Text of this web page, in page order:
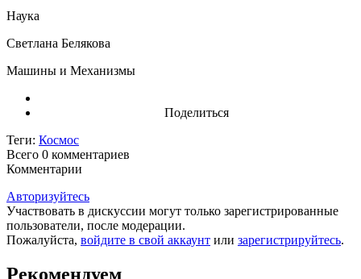
Наука
Светлана Белякова
Машины и Механизмы
Поделиться
Теги: Космос
Всего 0 комментариев
Комментарии
Авторизуйтесь
Участвовать в дискуссии могут только зарегистрированные
пользователи, после модерации.
Пожалуйста, войдите в свой аккаунт или зарегистрируйтесь.
Рекомендуем